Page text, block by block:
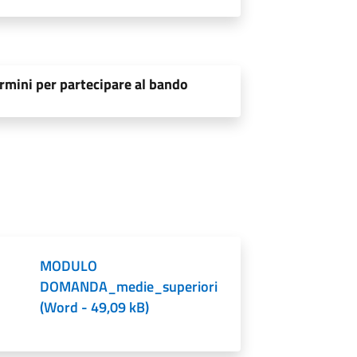
per partecipare al bando
MODULO
DOMANDA_medie_superiori
(Word - 49,09 kB)